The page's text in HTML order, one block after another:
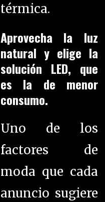
térmica.
Aprovecha la luz
natural y elige la
solución LED, que
es la de menor
consumo.
Uno de los
factores de
moda que cada
anuncio sugiere